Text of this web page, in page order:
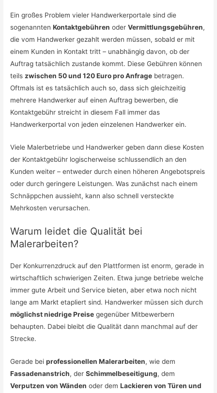
Ein großes Problem vieler Handwerkerportale sind die
sogenanntenKontaktgebühren oderVermittlungsgebühren,
die vom Handwerker gezahlt werden müssen, sobald er mit
einem Kunden in Kontakt tritt – unabhängig davon, ob der
Auftrag tatsächlich zustande kommt. Diese Gebühren können
teilszwischen 50 und 120 Euro pro Anfrage betragen.
Oftmals ist es tatsächlich auch so, dass sich gleichzeitig
mehrere Handwerker auf einen Auftrag bewerben, die
Kontaktgebühr streicht in diesem Fall immer das
Handwerkerportal von jeden einzelenen Handwerker ein.
Viele Malerbetriebe und Handwerker geben dann diese Kosten
der Kontaktgebühr logischerweise schlussendlich an den
Kunden weiter – entweder durch einen höheren Angebotspreis
oder durch geringere Leistungen. Was zunächst nach einem
Schnäppchen aussieht, kann also schnell versteckte
Mehrkosten verursachen.
Warum leidet die Qualität bei
Malerarbeiten?
Der Konkurrenzdruck auf den Plattformen ist enorm, gerade in
wirtschaftlich schwierigen Zeiten. Etwa junge betriebe welche
immer gute Arbeit und Service bieten, aber etwa noch nicht
lange am Markt etapliert sind. Handwerker müssen sich durch
möglichst niedrige Preise gegenüber Mitbewerbern
behaupten. Dabei bleibt die Qualität dann manchmal auf der
Strecke.
Gerade beiprofessionellen Malerarbeiten, wie dem
Fassadenanstrich, derSchimmelbeseitigung, dem
Verputzen von Wänden oder demLackieren von Türen und